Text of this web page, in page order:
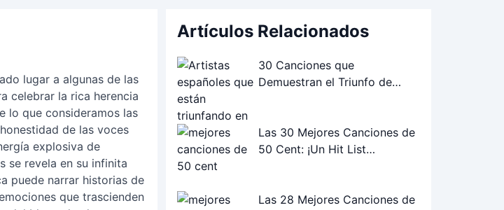
lugar a algunas de las
celebrar la rica herencia
lo que consideramos las
de las voces
explosiva de
se revela en su infinita
puede narrar historias de
que trascienden
Artículos Relacionados
30 Canciones que
Demuestran el Triunfo de
Las 30 Mejores Canciones de
50 Cent: ¡Un Hit List
Las 28 Mejores Canciones de